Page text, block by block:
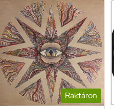
Raktáron